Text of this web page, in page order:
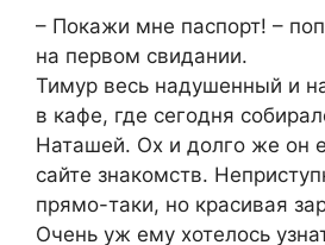
– Покажи мне паспорт! –
на первом свидании.
Тимур весь надушенный и
в кафе, где сегодня
Наташей. Ох и долго же он
сайте знакомств.
прямо-таки, но красивая
Очень уж ему хотелось